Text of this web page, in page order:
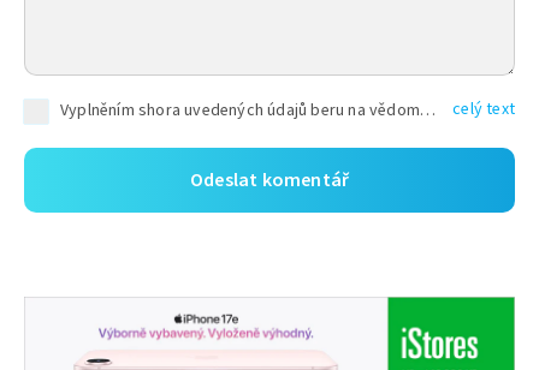
Vyplněním shora uvedených údajů beru na vědomí, že společnost TEXT FACTORY s.r.o., sídlem Brno, Durďákova 336/29, Černá Pole, PSČ: 613 00, IČ: 06157831, zapsané u Krajského soudu v Brně, oddíl C, vložka 100399, bude zpracovávat mé osobní údaje uvedené v rámci mnou vyplněného registračního formuláře na základě oprávněných zájmů TEXT FACTORY s.r.o. dle čl. 6 odst. 1 písm. f) GDPR a pro splnění právních povinností (čl. 6 odst. 1 písm. c) GDPR), a to pro tyto účely: nezbytnost zajistit oprávnění návštěvníka webových stránek provozovaných společností TEXT FACTORY s.r.o. přispívat aktivně ke zveřejněným článkům nebo v rámci diskusních fór a výkon práv TEXT FACTORY s.r.o. jako administrátora těchto diskusních fór. Více informací o zpracování osobních údajů a právech lze nalézt v celý text